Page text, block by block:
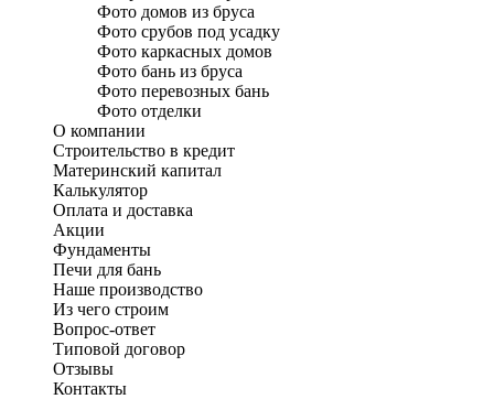
Фото домов из бруса
Фото срубов под усадку
Фото каркасных домов
Фото бань из бруса
Фото перевозных бань
Фото отделки
О компании
Строительство в кредит
Материнский капитал
Калькулятор
Оплата и доставка
Акции
Фундаменты
Печи для бань
Наше производство
Из чего строим
Вопрос-ответ
Типовой договор
Отзывы
Контакты